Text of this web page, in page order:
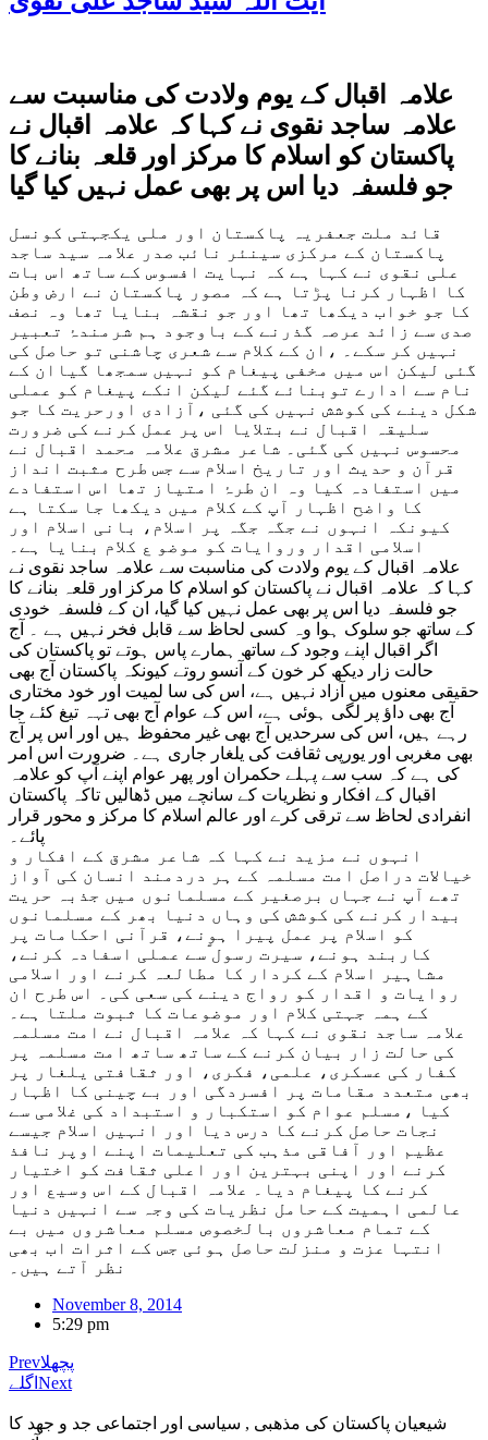
علامہ اقبال کے یوم ولادت کی مناسبت سے
علامہ ساجد نقوی نے کہا کہ علامہ اقبال نے
پاکستان کو اسلام کا مرکز اور قلعہ بنانے کا
جو فلسفہ دیا اس پر بھی عمل نہیں کیا گیا
قائد ملت جعفریہ پاکستان اور ملی یکجہتی کونسل
پاکستان کے مرکزی سینئر نائب صدر علامہ سید ساجد
علی نقوی نے کہا ہے کہ نہایت افسوس کے ساتھ اس بات
کا اظہار کرنا پڑتا ہے کہ مصور پاکستان نے ارض وطن
کا جو خواب دیکھا تھا اور جو نقشہ بنایا تھا وہ نصف
صدی سے زائد عرصہ گذرنے کے باوجود ہم شرمندۂ تعبیر
نہیں کر سکے۔ ،ان کے کلام سے شعری چاشنی تو حاصل کی
گئی لیکن اس میں مخفی پیغام کو نہیں سمجھا گیاان کے
نام سے ادارے توبنائے گئے لیکن انکے پیغام کو عملی
شکل دینے کی کوشش نہیں کی گئی ،آزادی اورحریت کا جو
سلیقہ اقبال نے بتلایا اس پر عمل کرنے کی ضرورت
محسوس نہیں کی گئی۔ شاعر مشرق علامہ محمد اقبال نے
قرآن و حدیث اور تاریخ اسلام سے جس طرح مثبت انداز
میں استفادہ کیا وہ ان طرۂ امتیاز تھا اس استفادے
کا واضح اظہار آپ کے کلام میں دیکھا جا سکتا ہے
کیونکہ انہوں نے جگہ جگہ پر اسلام، بانی اسلام اور
اسلامی اقدار وروایات کو موضو ع کلام بنایا ہے۔
علامہ اقبال کے یوم ولادت کی مناسبت سے علامہ ساجد نقوی نے
کہا کہ علامہ اقبال نے پاکستان کو اسلام کا مرکز اور قلعہ بنانے کا
جو فلسفہ دیا اس پر بھی عمل نہیں کیا گیا، ان کے فلسفہ خودی
کے ساتھ جو سلوک ہوا وہ کسی لحاظ سے قابل فخر نہیں ہے ۔ آج
اگر اقبال اپنے وجود کے ساتھ ہمارے پاس ہوتے تو پاکستان کی
حالت زار دیکھ کر خون کے آنسو روتے کیونکہ پاکستان آج بھی
حقیقی معنوں میں آزاد نہیں ہے، اس کی سا لمیت اور خود مختاری
آج بھی داؤ پر لگی ہوئی ہے، اس کے عوام آج بھی تہہ تیغ کئے جا
رہے ہیں، اس کی سرحدیں آج بھی غیر محفوظ ہیں اور اس پر آج
بھی مغربی اور یورپی ثقافت کی یلغار جاری ہے۔ ضرورت اس امر
کی ہے کہ سب سے پہلے حکمران اور پھر عوام اپنے آپ کو علامہ
اقبال کے افکار و نظریات کے سانچے میں ڈھالیں تاکہ پاکستان
انفرادی لحاظ سے ترقی کرے اور عالم اسلام کا مرکز و محور قرار
پائے۔
انہوں نے مزید نے کہا کہ شاعر مشرق کے افکار و
خیالات دراصل امت مسلمہ کے ہر دردمند انسان کی آواز
تھے آپ نے جہاں برصغیر کے مسلمانوں میں جذبہ حریت
بیدار کرنے کی کوشش کی وہاں دنیا بھر کے مسلمانوں
کو اسلام پر عمل پیرا ہونے، قرآنی احکامات پر
کاربند ہونے، سیرت رسول ؐسے عملی اسفادہ کرنے،
مشاہیر اسلام کے کردار کا مطالعہ کرنے اور اسلامی
روایات و اقدار کو رواج دینے کی سعی کی۔ اس طرح ان
کے ہمہ جہتی کلام اور موضوعات کا ثبوت ملتا ہے۔
علامہ ساجد نقوی نے کہا کہ علامہ اقبال نے امت مسلمہ
کی حالت زار بیان کرنے کے ساتھ ساتھ امت مسلمہ پر
کفار کی عسکری، علمی، فکری، اور ثقافتی یلغار پر
بھی متعدد مقامات پر افسردگی اور بے چینی کا اظہار
کیا ،مسلم عوام کو استکبار و استبداد کی غلامی سے
نجات حاصل کرنے کا درس دیا اور انہیں اسلام جیسے
عظیم اور آفاقی مذہب کی تعلیمات اپنے اوپر نافذ
کرنے اور اپنی بہترین اور اعلی ثقافت کو اختیار
کرنے کا پیغام دیا۔ علامہ اقبال کے اس وسیع اور
عالمی اہمیت کے حامل نظریات کی وجہ سے انہیں دنیا
کے تمام معاشروں بالخصوص مسلم معاشروں میں بے
انتہا عزت و منزلت حاصل ہوئی جس کے اثرات اب بھی
نظر آتے ہیں۔
November 8, 2014
5:29 pm
Prevپچھلا
اگلے Next
شیعیان پاکستان کی مذهبی , سیاسی اور اجتماعی جد و جهد کا